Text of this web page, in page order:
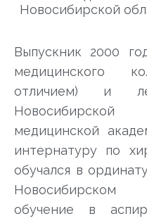
Новосибирской
Выпускник 2000
медицинского
отличием) и
медицинской
интернатуру по
обучался в
обучение в